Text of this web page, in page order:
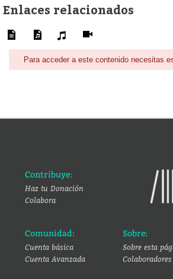
Enlaces relacionados
Para acceder a este contenido necesitas
Contribuye:
Haz tu Donación
Colabora
Comunidad:
Cuenta básica
Cuenta Avanzada
Sobre:
Sobre esta
Colaboradores